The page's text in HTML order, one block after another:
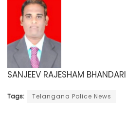
SANJEEV RAJESHAM BHANDARI
Tags: Telangana Police News